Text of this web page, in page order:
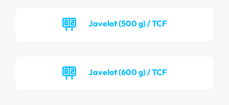
Javelot (500 g) / TCF
Javelot (600 g) / TCF